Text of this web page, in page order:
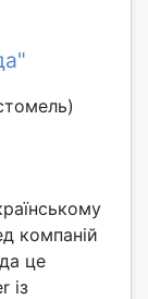
компаній
це
із